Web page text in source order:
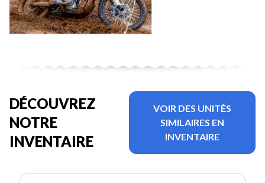
DÉCOUVREZ
NOTRE
INVENTAIRE
VOIR DES UNITÉS
SIMILAIRES EN
INVENTAIRE